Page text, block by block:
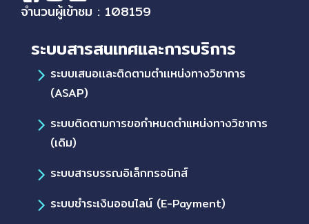
จำนวนผู้เข้าชม : 108159
ระบบสารสนเทศและการบริการ
ระบบเสนอเเละติดตามตำเเหน่งทางวิชาการ
(ASAP)
ระบบติดตามการขอกำหนดตำแหน่งทางวิชาการ
(เดิม)
ระบบสารบรรณอิเล็กทรอนิกส์
ระบบชำระเงินออนไลน์ (E-Payment)